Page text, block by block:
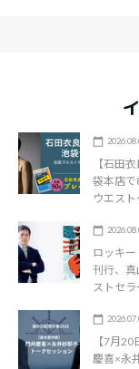
【石田
袋本店
ウエス
ロッキ
刊行、
ストセラ
【7月
慶喜×永